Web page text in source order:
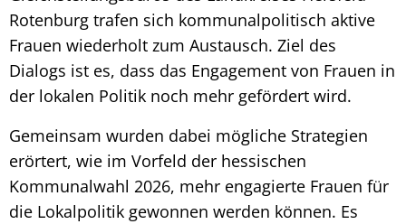
Rotenburg trafen sich kommunalpolitisch aktive
Frauen wiederholt zum Austausch. Ziel des
Dialogs ist es, dass das Engagement von Frauen in
der lokalen Politik noch mehr gefördert wird.
Gemeinsam wurden dabei mögliche Strategien
erörtert, wie im Vorfeld der hessischen
Kommunalwahl 2026, mehr engagierte Frauen für
die Lokalpolitik gewonnen werden können. Es